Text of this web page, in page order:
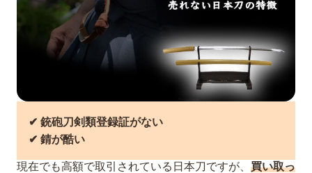
✔︎ 銃砲刀剣類登録証がない
✔︎ 錆が酷い
現在でも高額で取引されている日本刀ですが、 買い取っ